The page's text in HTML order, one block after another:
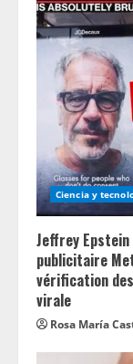
Ciencia y
Jeffrey
publicitaire
vérification
virale
Rosa María